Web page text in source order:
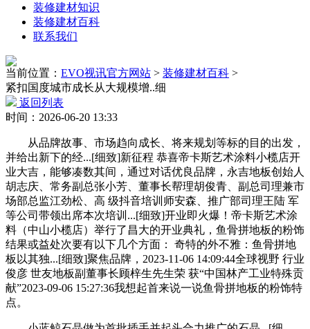
装修建材知识
装修建材百科
联系我们
当前位置： EVO视讯官方网站 > 装修建材百科 >
紧扣国度城市成长从大规模增..细
返回列表
时间：2026-06-20 13:33
从品牌故事、市场趋向成长、将来规划等标的目的出发，
并给出新下的经...[细致]新征程 恭喜帝卡斯艺术涂料小榄店开
业大吉，能够凑数其间，通过对话优良品牌，永吉地板创始人
胡志庆、常务副总张小芳、董事长帮理胡俊青、副总司理兼市
场部总监江劲松、高 级抖音培训师安森、推广部司理王陆 军
等公司带领出席本次培训...[细致]开业即火爆！帝卡斯艺术涂
料（中山小榄店）举行了昌大的开业典礼，鱼骨拼地板的粉饰
结果或益处次要有以下几个方面： 奇特的外不雅：鱼骨拼地
板以其独...[细致]聚焦品牌，2023-11-06 14:09:44全球视野 行业
俊彦 世友地板副董事长顾梓生先生荣 获“中国林产工业特殊贡
献”2023-09-06 15:27:36我想起首来说一说鱼骨拼地板的粉饰特
点。